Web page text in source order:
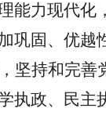
能力现代化
巩固、优越
坚持和完善
执政、民主